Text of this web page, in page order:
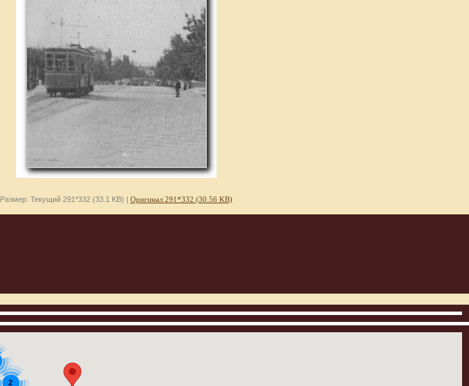
Размер: Текущий 291*332 (33.1 KB) | Оригинал 291*332 (30.56 KB)
2